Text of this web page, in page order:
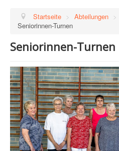
Startseite > Abteilungen >
Seniorinnen-Turnen
Seniorinnen-Turnen